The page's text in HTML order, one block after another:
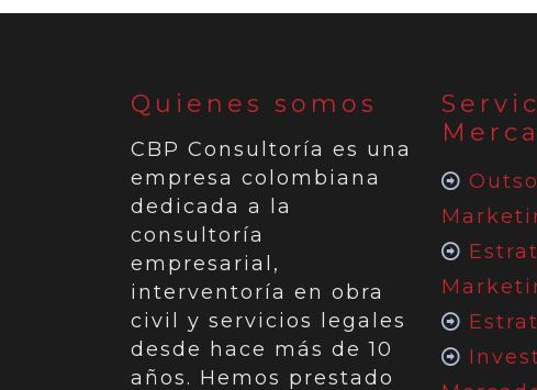
Quienes somos
CBP Consultoría es una
empresa colombiana
dedicada a la
consultoría
empresarial,
interventoría en obra
civil y servicios legales
desde hace más de 10
años. Hemos prestado